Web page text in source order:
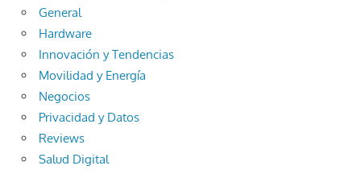
General
Hardware
Innovación y Tendencias
Movilidad y Energía
Negocios
Privacidad y Datos
Reviews
Salud Digital